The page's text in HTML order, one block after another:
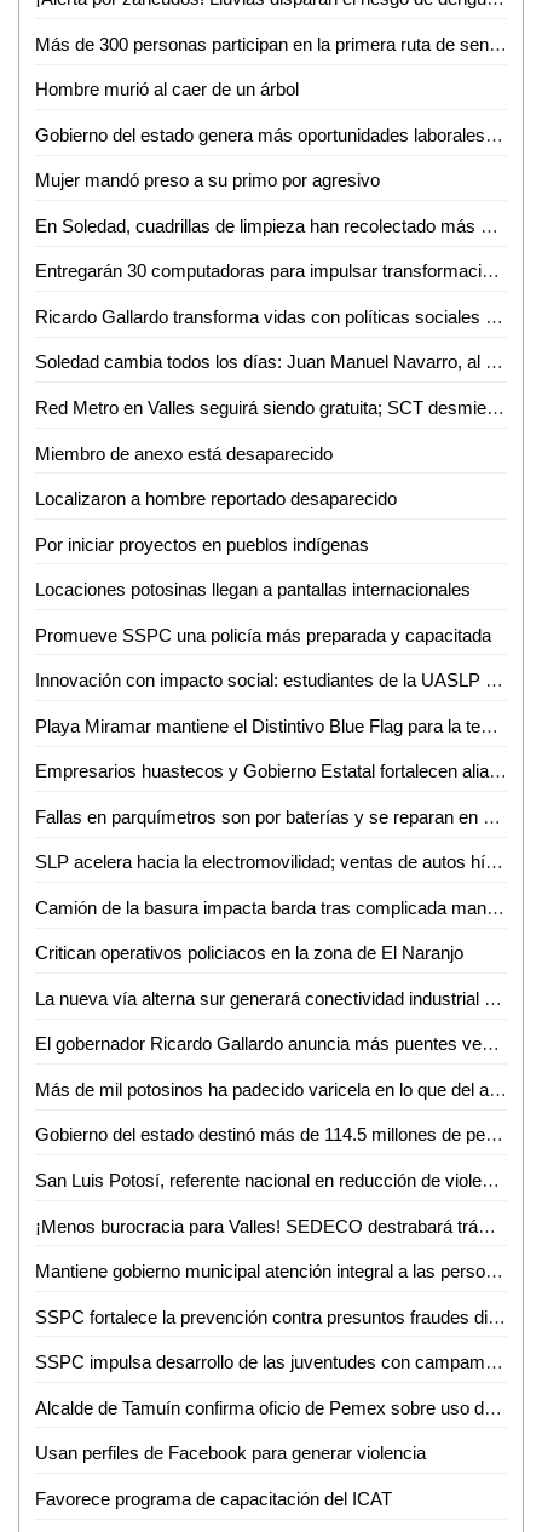
Más de 300 personas participan en la primera ruta de senderismo por la reinserción
Hombre murió al caer de un árbol
Gobierno del estado genera más oportunidades laborales a mujeres potosinas
Mujer mandó preso a su primo por agresivo
En Soledad, cuadrillas de limpieza han recolectado más de 10 toneladas de residuos por la fiesta futbolera
Entregarán 30 computadoras para impulsar transformación digital de negocios de la Huasteca
Ricardo Gallardo transforma vidas con políticas sociales sin límites
Soledad cambia todos los días: Juan Manuel Navarro, al arrancar pavimentación en bulevar Valle de los Fantasmas
Red Metro en Valles seguirá siendo gratuita; SCT desmiente cobro de 12 pesos
Miembro de anexo está desaparecido
Localizaron a hombre reportado desaparecido
Por iniciar proyectos en pueblos indígenas
Locaciones potosinas llegan a pantallas internacionales
Promueve SSPC una policía más preparada y capacitada
Innovación con impacto social: estudiantes de la UASLP crean plataforma para digitalizar servicios
Playa Miramar mantiene el Distintivo Blue Flag para la temporada 2026-2027
Empresarios huastecos y Gobierno Estatal fortalecen alianza para atraer inversiones
Fallas en parquímetros son por baterías y se reparan en menos de una hora: Gabriel Castañeda
SLP acelera hacia la electromovilidad; ventas de autos híbridos y eléctricos crecen 59%
Camión de la basura impacta barda tras complicada maniobra en Villas del Carmen
Critican operativos policiacos en la zona de El Naranjo
La nueva vía alterna sur generará conectividad industrial en SLP
El gobernador Ricardo Gallardo anuncia más puentes vehiculares para la zona metropolitana
Más de mil potosinos ha padecido varicela en lo que del año
Gobierno del estado destinó más de 114.5 millones de pesos en créditos durante junio
San Luis Potosí, referente nacional en reducción de violencia
¡Menos burocracia para Valles! SEDECO destrabará trámites para empresarios
Mantiene gobierno municipal atención integral a las personas adultas mayores durante junio
SSPC fortalece la prevención contra presuntos fraudes digitales
SSPC impulsa desarrollo de las juventudes con campamento de verano 2026
Alcalde de Tamuín confirma oficio de Pemex sobre uso de explosivos para actividades petroleras
Usan perfiles de Facebook para generar violencia
Favorece programa de capacitación del ICAT